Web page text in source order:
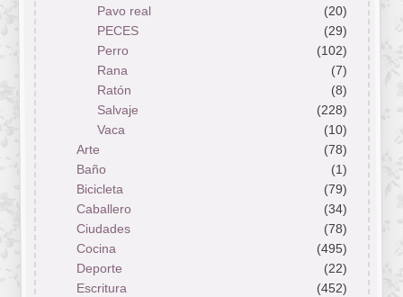
Pavo real
(20)
PECES
(29)
Perro
(102)
Rana
(7)
Ratón
(8)
Salvaje
(228)
Vaca
(10)
Arte
(78)
Baño
(1)
Bicicleta
(79)
Caballero
(34)
Ciudades
(78)
Cocina
(495)
Deporte
(22)
Escritura
(452)